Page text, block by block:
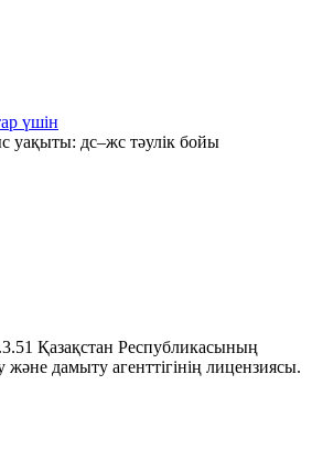
үшін
уақыты: дс–жс тәулік бойы
Қазақстан Республикасының
дамыту агенттігінің лицензиясы.